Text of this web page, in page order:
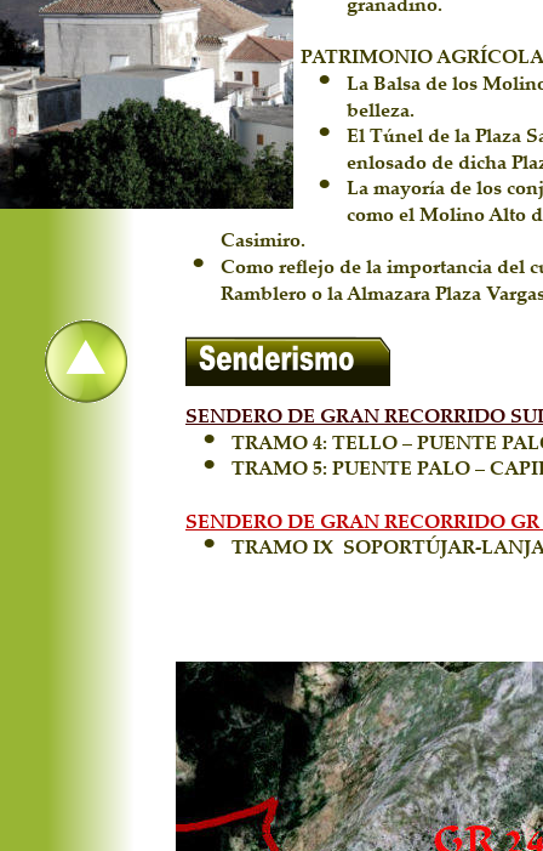
PATRIMONIO AGRÍCOLA
•
La Balsa de los
belleza.
•
El Túnel de la Plaza
enlosado de dicha
•
La mayoría de los
como el Molino Alto
Casimiro.
•
Como reflejo de la importancia del
Ramblero o la Almazara Plaza
SENDERO DE GRAN RECORRIDO
• TRAMO 4: TELLO – PUENTE
•
TRAMO 5: PUENTE PALO –
SENDERO DE GRAN RECORRIDO GR
• TRAMO IX  SOPORTÚJAR-